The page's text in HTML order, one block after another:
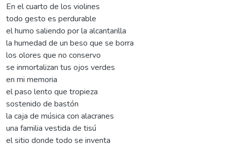
En el cuarto de los violines
todo gesto es perdurable
el humo saliendo por la alcantarilla
la humedad de un beso que se borra
los olores que no conservo
se inmortalizan tus ojos verdes
en mi memoria
el paso lento que tropieza
sostenido de bastón
la caja de música con alacranes
una familia vestida de tisú
el sitio donde todo se inventa